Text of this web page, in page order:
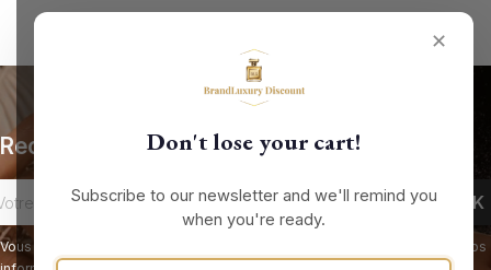
✕
Don't lose your cart!
Subscribe to our newsletter and we'll remind you
when you're ready.
Recevez nos offres spéciales
Vous pouvez vous désinscrire à tout moment. Vous trouverez pour cela nos